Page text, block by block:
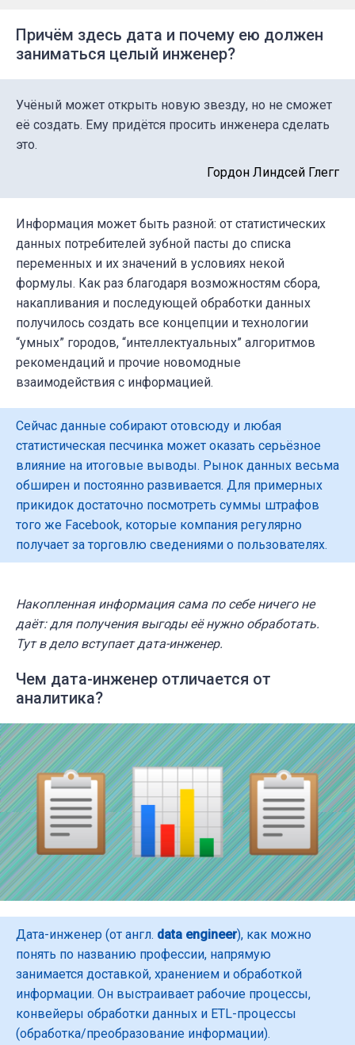
Причём здесь дата и почему ею должен
заниматься целый инженер?
Учёный может открыть новую звезду, но не сможет
её создать. Ему придётся просить инженера сделать
это.
Гордон Линдсей Глегг
Информация может быть разной: от статистических
данных потребителей зубной пасты до списка
переменных и их значений в условиях некой
формулы. Как раз благодаря возможностям сбора,
накапливания и последующей обработки данных
получилось создать все концепции и технологии
“умных” городов, “интеллектуальных” алгоритмов
рекомендаций и прочие новомодные
взаимодействия с информацией.
Сейчас данные собирают отовсюду и любая
статистическая песчинка может оказать серьёзное
влияние на итоговые выводы. Рынок данных весьма
обширен и постоянно развивается. Для примерных
прикидок достаточно посмотреть суммы штрафов
того же Facebook, которые компания регулярно
получает за торговлю сведениями о пользователях.
Накопленная информация сама по себе ничего не
даёт: для получения выгоды её нужно обработать.
Тут в дело вступает дата-инженер.
Чем дата-инженер отличается от
аналитика?
Дата-инженер (от англ. data engineer), как можно
понять по названию профессии, напрямую
занимается доставкой, хранением и обработкой
информации. Он выстраивает рабочие процессы,
конвейеры обработки данных и ETL-процессы
(обработка/преобразование информации).